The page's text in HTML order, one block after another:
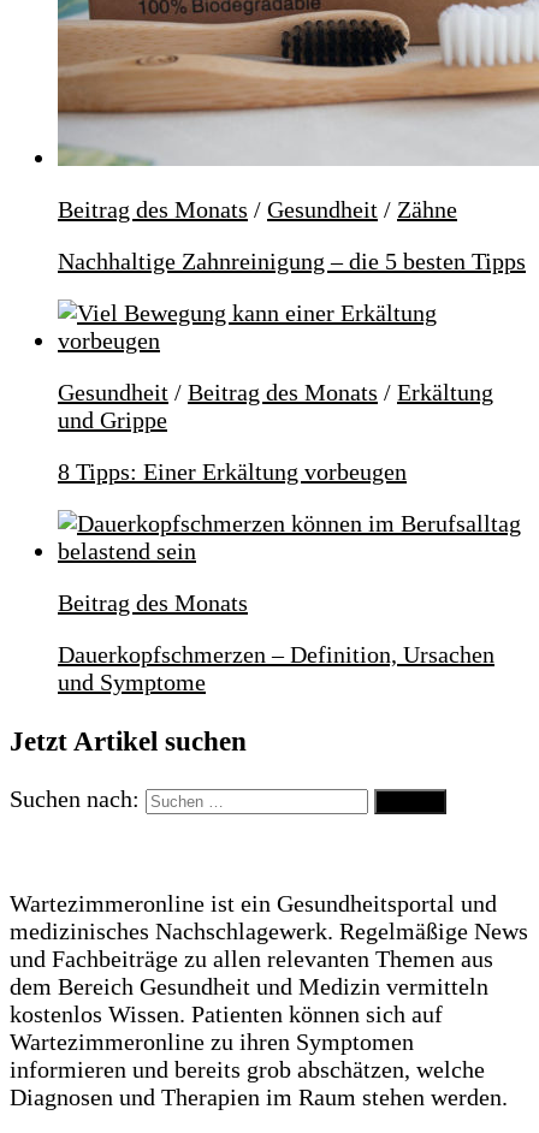
Beitrag des Monats / Gesundheit / Zähne
Nachhaltige Zahnreinigung – die 5 besten Tipps
Gesundheit / Beitrag des Monats / Erkältung
und Grippe
8 Tipps: Einer Erkältung vorbeugen
Beitrag des Monats
Dauerkopfschmerzen – Definition, Ursachen
und Symptome
Jetzt Artikel suchen
Suchen nach:
Wartezimmeronline ist ein Gesundheitsportal und
medizinisches Nachschlagewerk. Regelmäßige News
und Fachbeiträge zu allen relevanten Themen aus
dem Bereich Gesundheit und Medizin vermitteln
kostenlos Wissen. Patienten können sich auf
Wartezimmeronline zu ihren Symptomen
informieren und bereits grob abschätzen, welche
Diagnosen und Therapien im Raum stehen werden.